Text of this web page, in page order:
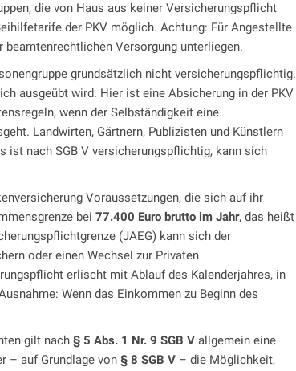
die von Haus aus keiner Versicherungspflicht
der PKV möglich. Achtung: Für Angestellte
Versorgung unterliegen.
grundsätzlich nicht versicherungspflichtig.
ausgeübt wird. Hier ist eine Absicherung in der PKV
wenn der Selbständigkeit eine
Landwirten, Gärtnern, Publizisten und Künstlern
ist nach SGB V versicherungspflichtig, kann sich
Voraussetzungen, die sich auf ihr
bei 77.400 Euro brutto im Jahr, das heißt
(JAEG) kann sich der
oder einen Wechsel zur Privaten
erlischt mit Ablauf des Kalenderjahres, in
Wenn das Einkommen zu Beginn des
gilt nach § 5 Abs. 1 Nr. 9 SGB Vallgemein eine
– auf Grundlage von § 8 SGB V– die Möglichkeit,